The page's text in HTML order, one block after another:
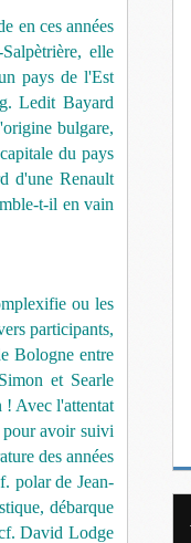
en ces années
elle
pays de l'Est
Ledit Bayard
bulgare,
du pays
d'une Renault
t-il en vain
ou les
participants,
Bologne entre
et Searle
! Avec l'attentat
avoir suivi
des années
polar de Jean-
débarque
David Lodge